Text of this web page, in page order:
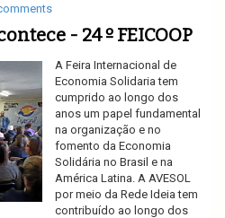
- 24 º FEICOOP
A Feira Internacional de
Economia Solidaria tem
cumprido ao longo dos
anos um papel fundamental
na organização e no
fomento da Economia
Solidária no Brasil e na
América Latina. A AVESOL
por meio da Rede Ideia tem
contribuído ao longo dos